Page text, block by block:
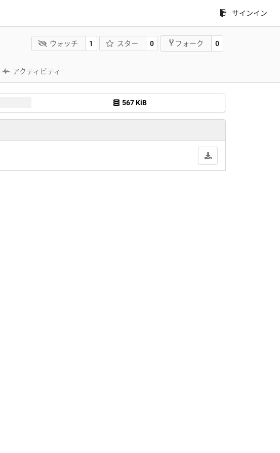
サインイン
ウォッチ 1 スター 0 フォーク 0
アクティビティ
567 KiB